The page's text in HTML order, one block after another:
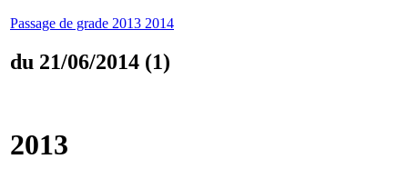
Passage de grade 2013 2014
du 21/06/2014 (1)
2013